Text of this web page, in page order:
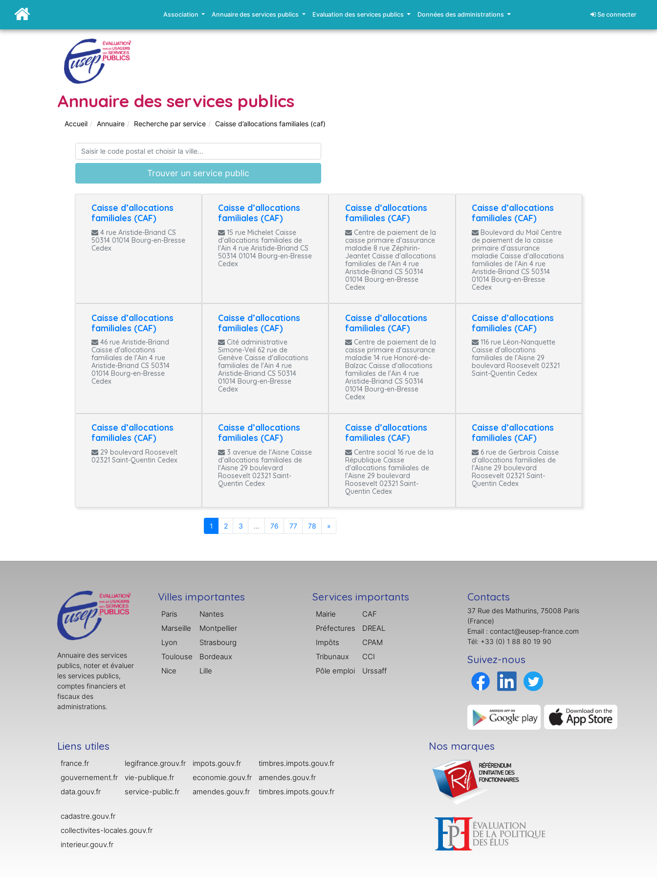
Association Annuaire des services publics Evaluation des services publics Données des administrations Se connecter
Annuaire des services publics
Accueil Annuaire Recherche par service Caisse d’allocations familiales (caf)
Trouver un service public
Caisse d’allocations
familiales (CAF)
4 rue Aristide-Briand CS
50314 01014 Bourg-en-Bresse
Cedex
Caisse d’allocations
familiales (CAF)
15 rue Michelet Caisse
d'allocations familiales de
l'Ain 4 rue Aristide-Briand CS
50314 01014 Bourg-en-Bresse
Cedex
Caisse d’allocations
familiales (CAF)
Centre de paiement de la
caisse primaire d'assurance
maladie 8 rue Zéphirin-
Jeantet Caisse d'allocations
familiales de l'Ain 4 rue
Aristide-Briand CS 50314
01014 Bourg-en-Bresse
Cedex
Caisse d’allocations
familiales (CAF)
Boulevard du Mail Centre
de paiement de la caisse
primaire d'assurance
maladie Caisse d'allocations
familiales de l'Ain 4 rue
Aristide-Briand CS 50314
01014 Bourg-en-Bresse
Cedex
Caisse d’allocations
familiales (CAF)
46 rue Aristide-Briand
Caisse d'allocations
familiales de l'Ain 4 rue
Aristide-Briand CS 50314
01014 Bourg-en-Bresse
Cedex
Caisse d’allocations
familiales (CAF)
Cité administrative
Simone-Veil 62 rue de
Genève Caisse d'allocations
familiales de l'Ain 4 rue
Aristide-Briand CS 50314
01014 Bourg-en-Bresse
Cedex
Caisse d’allocations
familiales (CAF)
Centre de paiement de la
caisse primaire d'assurance
maladie 14 rue Honoré-de-
Balzac Caisse d'allocations
familiales de l'Ain 4 rue
Aristide-Briand CS 50314
01014 Bourg-en-Bresse
Cedex
Caisse d’allocations
familiales (CAF)
116 rue Léon-Nanquette
Caisse d'allocations
familiales de l'Aisne 29
boulevard Roosevelt 02321
Saint-Quentin Cedex
Caisse d’allocations
familiales (CAF)
29 boulevard Roosevelt
02321 Saint-Quentin Cedex
Caisse d’allocations
familiales (CAF)
3 avenue de l'Aisne Caisse
d'allocations familiales de
l'Aisne 29 boulevard
Roosevelt 02321 Saint-
Quentin Cedex
Caisse d’allocations
familiales (CAF)
Centre social 16 rue de la
République Caisse
d'allocations familiales de
l'Aisne 29 boulevard
Roosevelt 02321 Saint-
Quentin Cedex
Caisse d’allocations
familiales (CAF)
6 rue de Gerbrois Caisse
d'allocations familiales de
l'Aisne 29 boulevard
Roosevelt 02321 Saint-
Quentin Cedex
1 2 3 ... 76 77 78 »
Annuaire des services
publics, noter et évaluer
les services publics,
comptes financiers et
fiscaux des
administrations.
Villes importantes
Paris
Marseille
Lyon
Toulouse
Nice
Nantes
Montpellier
Strasbourg
Bordeaux
Lille
Services importants
Mairie
Préfectures
Impôts
Tribunaux
Pôle emploi
CAF
DREAL
CPAM
CCI
Urssaff
Contacts
37 Rue des Mathurins, 75008 Paris
(France)
Email : contact@eusep-france.com
Tél: +33 (0) 1 88 80 19 90
Suivez-nous
Liens utiles
france.fr
gouvernement.fr
data.gouv.fr
legifrance.grouv.fr
vie-publique.fr
service-public.fr
impots.gouv.fr
economie.gouv.fr
amendes.gouv.fr
timbres.impots.gouv.fr
amendes.gouv.fr
timbres.impots.gouv.fr
cadastre.gouv.fr
collectivites-locales.gouv.fr
interieur.gouv.fr
Nos marques